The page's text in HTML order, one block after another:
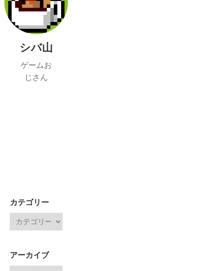
シバ山
ゲームお
じさん
カテゴリー
アーカイブ